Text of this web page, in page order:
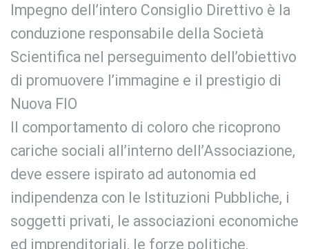
Impegno dell’intero Consiglio Direttivo è la
conduzione responsabile della Società
Scientifica nel perseguimento dell’obiettivo
di promuovere l’immagine e il prestigio di
Nuova FIO
Il comportamento di coloro che ricoprono
cariche sociali all’interno dell’Associazione,
deve essere ispirato ad autonomia ed
indipendenza con le Istituzioni Pubbliche, i
soggetti privati, le associazioni economiche
ed imprenditoriali, le forze politiche.